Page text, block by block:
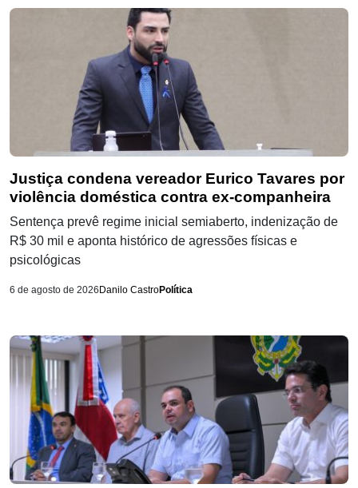
Justiça condena vereador Eurico Tavares por
violência doméstica contra ex-companheira
Sentença prevê regime inicial semiaberto, indenização de
R$ 30 mil e aponta histórico de agressões físicas e
psicológicas
6 de agosto de 2026 Danilo CastroPolítica